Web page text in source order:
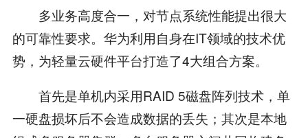
多业务高度合一，对节点系统性能提出很大
的可靠性要求。华为利用自身在IT领域的技术优
势，为轻量云硬件平台打造了4大组合方案。
首先是单机内采用RAID 5磁盘阵列技术，单
一硬盘损坏后不会造成数据的丢失；其次是本地